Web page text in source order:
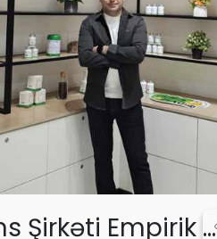
Şirkəti Empirik ...